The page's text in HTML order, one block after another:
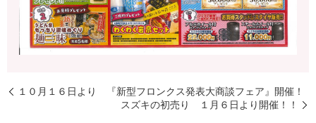
１０月１６日より 『新型フロンクス発表大商談フェア』開催！
スズキの初売り １月６日より開催！！